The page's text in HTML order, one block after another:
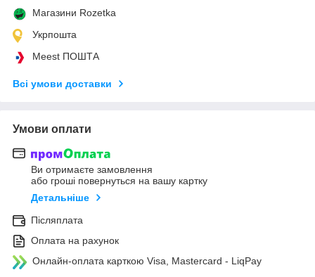
Магазини Rozetka
Укрпошта
Meest ПОШТА
Всі умови доставки
Умови оплати
Ви отримаєте замовлення
або гроші повернуться на вашу картку
Детальніше
Післяплата
Оплата на рахунок
Онлайн-оплата карткою Visa, Mastercard - LiqPay